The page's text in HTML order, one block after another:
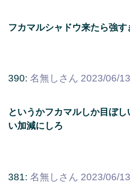
フカマルシャドウ来たら強
390: 名無しさん 2023/06/
というかフカマルしか目ぼ
い加減にしろ
381: 名無しさん 2023/06/